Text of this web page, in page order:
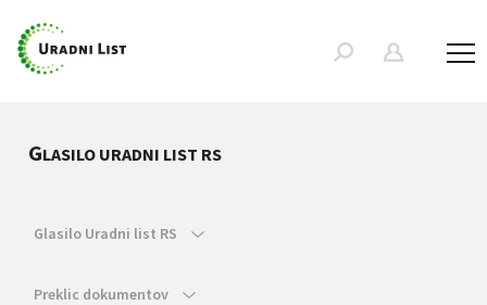
GLASILO URADNI LIST RS
Glasilo Uradni list RS
Preklic dokumentov